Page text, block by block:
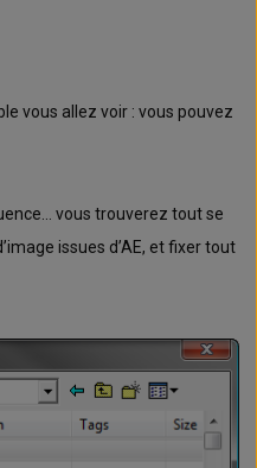
vous allez voir : vous pouvez
vous trouverez tout se
issues d’AE, et fixer tout